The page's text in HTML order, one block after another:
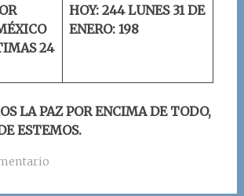
24
HOY: 244 LUNES 31 DE
ENERO: 198
LA PAZ POR ENCIMA DE TODO,
ESTEMOS.